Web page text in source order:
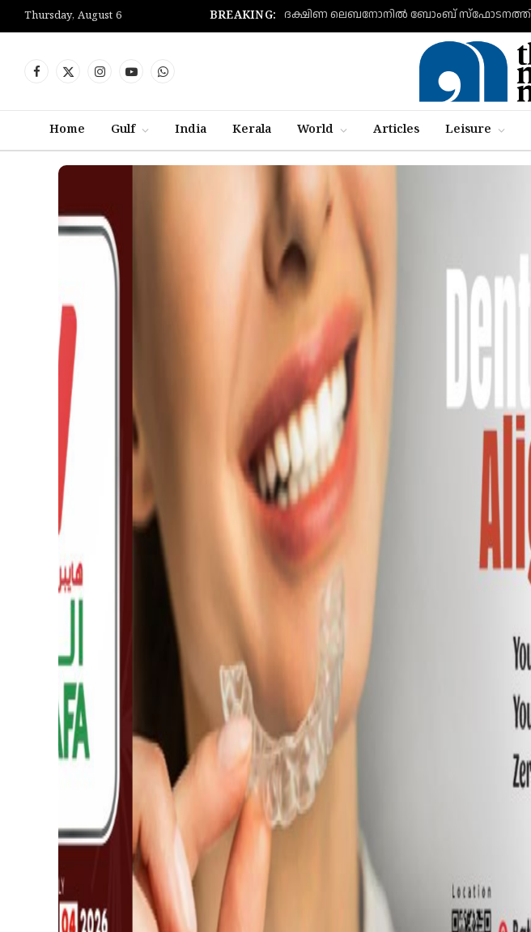
Thursday, August 6 BREAKING:
Facebook
X
InstagramYouTubeWhatsApp
Home Gulf India Kerala World Articles Leisure